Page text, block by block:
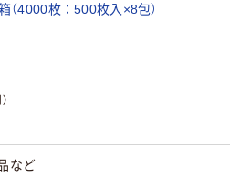
枚：500枚入×8包）
など